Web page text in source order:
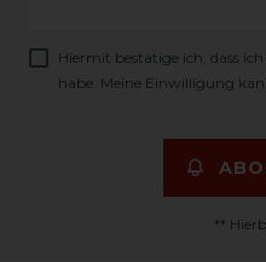
Hiermit bestätige ich, dass ich
habe. Meine Einwilligung
**